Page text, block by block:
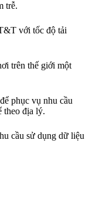
trễ.
với tốc độ tải
trên thế giới một
phục vụ nhu cầu
theo địa lý.
cầu sử dụng dữ liệu